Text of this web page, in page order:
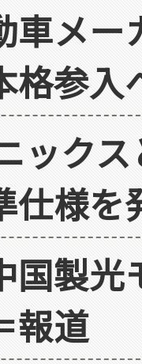
車メ
格参入
ック
仕様を
国製光
報道